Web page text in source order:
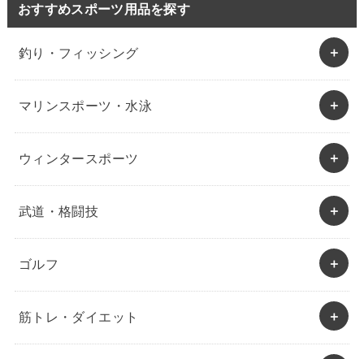
おすすめスポーツ用品を探す
釣り・フィッシング
マリンスポーツ・水泳
ウィンタースポーツ
武道・格闘技
ゴルフ
筋トレ・ダイエット